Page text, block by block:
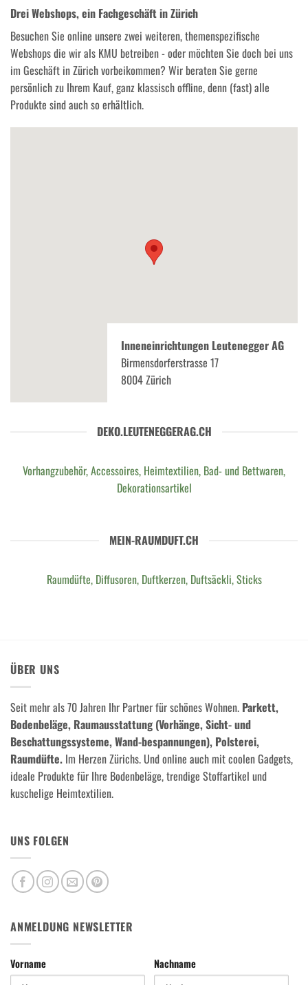
Drei Webshops, ein Fachgeschäft in Zürich
Besuchen Sie online unsere zwei weiteren, themenspezifische
Webshops die wir als KMU betreiben - oder möchten Sie doch bei uns
im Geschäft in Zürich vorbeikommen? Wir beraten Sie gerne
persönlich zu Ihrem Kauf, ganz klassisch offline, denn (fast) alle
Produkte sind auch so erhältlich.
Inneneinrichtungen Leutenegger AG
Birmensdorferstrasse 17
8004 Zürich
DEKO.LEUTENEGGERAG.CH
Vorhangzubehör, Accessoires, Heimtextilien, Bad- und Bettwaren,
Dekorationsartikel
MEIN-RAUMDUFT.CH
Raumdüfte, Diffusoren, Duftkerzen, Duftsäckli, Sticks
ÜBER UNS
Seit mehr als 70 Jahren Ihr Partner für schönes Wohnen. Parkett,
Bodenbeläge, Raumausstattung (Vorhänge, Sicht- und
Beschattungssysteme, Wand-bespannungen), Polsterei,
Raumdüfte. Im Herzen Zürichs. Und online auch mit coolen Gadgets,
ideale Produkte für Ihre Bodenbeläge, trendige Stoffartikel und
kuschelige Heimtextilien.
UNS FOLGEN
ANMELDUNG NEWSLETTER
Vorname Nachname